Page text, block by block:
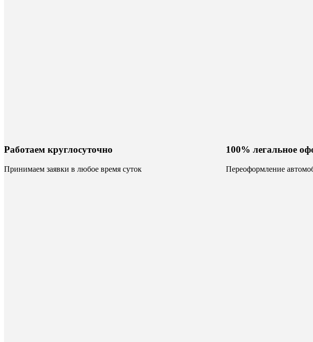
Работаем круглосуточно
Принимаем заявки в любое время суток
100% легальное
Переоформление